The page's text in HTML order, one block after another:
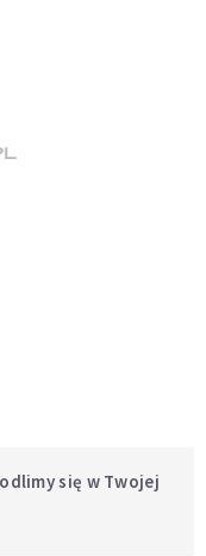
się w Twojej